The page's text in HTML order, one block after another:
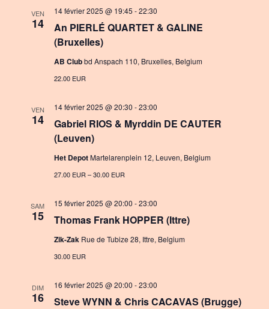
VEN
14
An PIERLÉ QUARTET & GALINE
(Bruxelles)
14 février 2025 @ 19:45 -22:30
AB Clubbd Anspach 110, Bruxelles, Belgium
22.00 EUR
VEN
14
Gabriel RIOS & Myrddin DE CAUTER
(Leuven)
14 février 2025 @ 20:30 -23:00
Het DepotMartelarenplein 12, Leuven, Belgium
27.00 EUR – 30.00 EUR
SAM
15 Thomas Frank HOPPER (Ittre)
15 février 2025 @ 20:00 -23:00
Zik-Zak Rue de Tubize 28, Ittre, Belgium
30.00 EUR
DIM
16 Steve WYNN & Chris CACAVAS (Brugge)
16 février 2025 @ 20:00 -23:00